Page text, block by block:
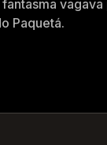
vagava
Paquetá.